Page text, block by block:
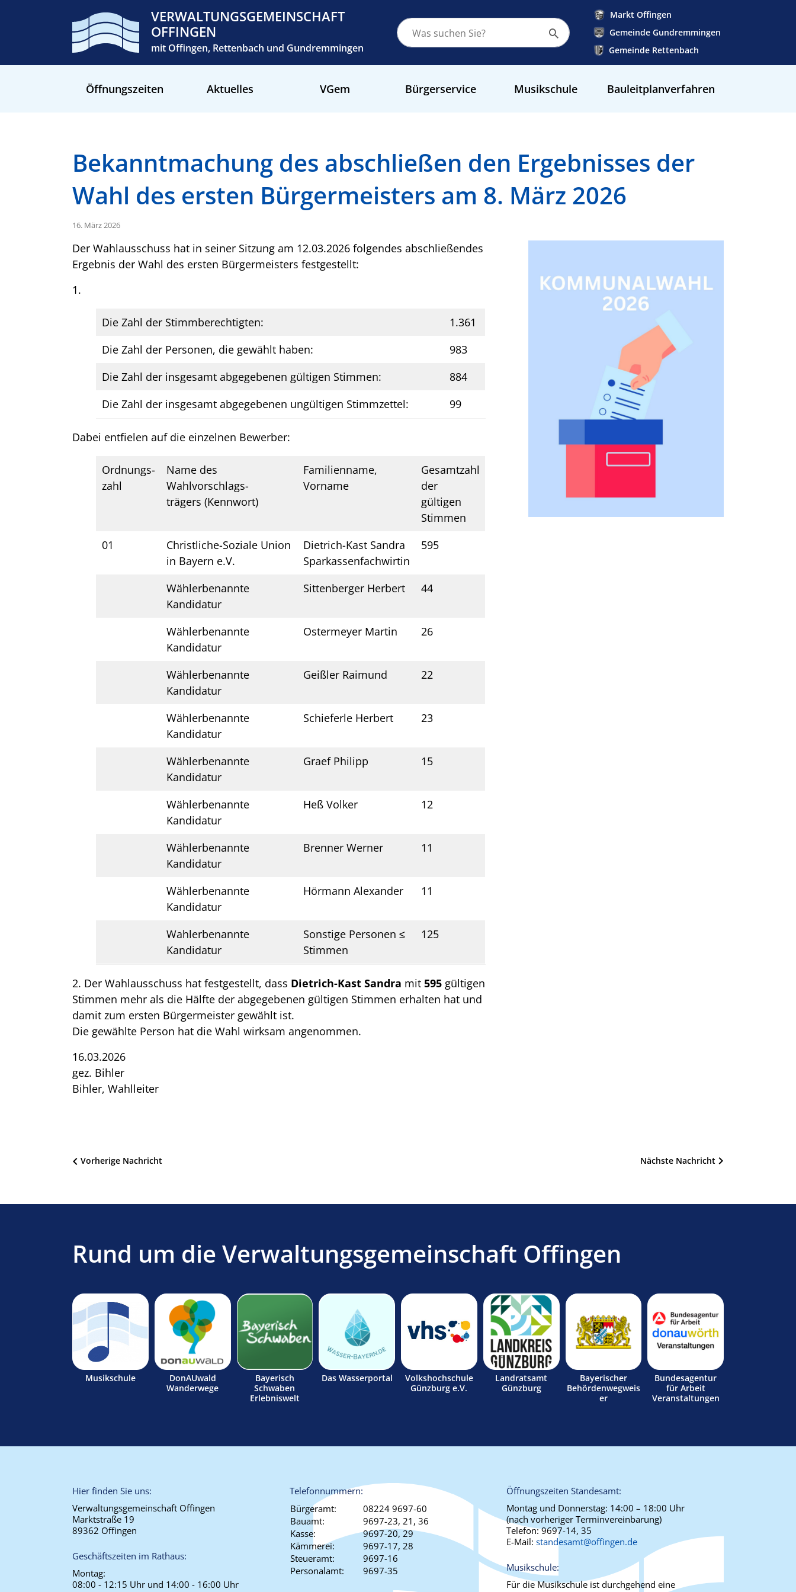
VERWALTUNGSGEMEINSCHAFT
OFFINGEN
mit Offingen, Rettenbach und Gundremmingen
Markt Offingen
Gemeinde Gundremmingen
Gemeinde Rettenbach
Öffnungszeiten Aktuelles VGem Bürgerservice Musikschule Bauleitplanverfahren
Bekanntmachung des abschließen den Ergebnisses der
Wahl des ersten Bürgermeisters am 8. März 2026
16. März 2026
Der Wahlausschuss hat in seiner Sitzung am 12.03.2026 folgendes abschließendes
Ergebnis der Wahl des ersten Bürgermeisters festgestellt:
1.
Die Zahl der Stimmberechtigten:
1.361
Die Zahl der Personen, die gewählt haben:
983
Die Zahl der insgesamt abgegebenen gültigen Stimmen:
884
Die Zahl der insgesamt abgegebenen ungültigen Stimmzettel:
99
Dabei entfielen auf die einzelnen Bewerber:
Ordnungs-
zahl
Name des
Wahlvorschlags-
trägers (Kennwort)
Familienname,
Vorname
Gesamtzahl
der
gültigen
Stimmen
01
Christliche-Soziale Union
in Bayern e.V.
Dietrich-Kast Sandra
Sparkassenfachwirtin
595
Wählerbenannte
Kandidatur
Sittenberger Herbert 44
Wählerbenannte
Kandidatur
Ostermeyer Martin 26
Wählerbenannte
Kandidatur
Geißler Raimund 22
Wählerbenannte
Kandidatur
Schieferle Herbert 23
Wählerbenannte
Kandidatur
Graef Philipp 15
Wählerbenannte
Kandidatur
Heß Volker 12
Wählerbenannte
Kandidatur
Brenner Werner 11
Wählerbenannte
Kandidatur
Hörmann Alexander 11
Wahlerbenannte
Kandidatur
Sonstige Personen ≤
Stimmen
125
2. Der Wahlausschuss hat festgestellt, dass Dietrich-Kast Sandra mit 595 gültigen
Stimmen mehr als die Hälfte der abgegebenen gültigen Stimmen erhalten hat und
damit zum ersten Bürgermeister gewählt ist.
Die gewählte Person hat die Wahl wirksam angenommen.
16.03.2026
gez. Bihler
Bihler, Wahlleiter
Beitragsnavigation Nächste Nachricht
Vorherige Nachricht
Rund um die Verwaltungsgemeinschaft Offingen
Musikschule
DonAUwald
Wanderwege
Bayerisch
Schwaben
Erlebniswelt
Das Wasserportal
Volkshochschule
Günzburg e.V.
Landratsamt
Günzburg
Bayerischer
Behördenwegweis
er
Bundesagentur
für Arbeit
Veranstaltungen
Hier finden Sie uns:
Verwaltungsgemeinschaft Offingen
Marktstraße 19
89362 Offingen
Geschäftszeiten im Rathaus:
Montag:
08:00 - 12:15 Uhr und 14:00 - 16:00 Uhr
Telefonnummern:
Bürgeramt:
08224 9697-60
Bauamt:
9697-23, 21, 36
Kasse:
9697-20, 29
Kämmerei:
9697-17, 28
Steueramt:
9697-16
Personalamt:
9697-35
Öffnungszeiten Standesamt:
Montag und Donnerstag: 14:00 – 18:00 Uhr
(nach vorheriger Terminvereinbarung)
Telefon:9697-14, 35
E-Mail:standesamt@offingen.de
Musikschule:
Für die Musikschule ist durchgehend eine